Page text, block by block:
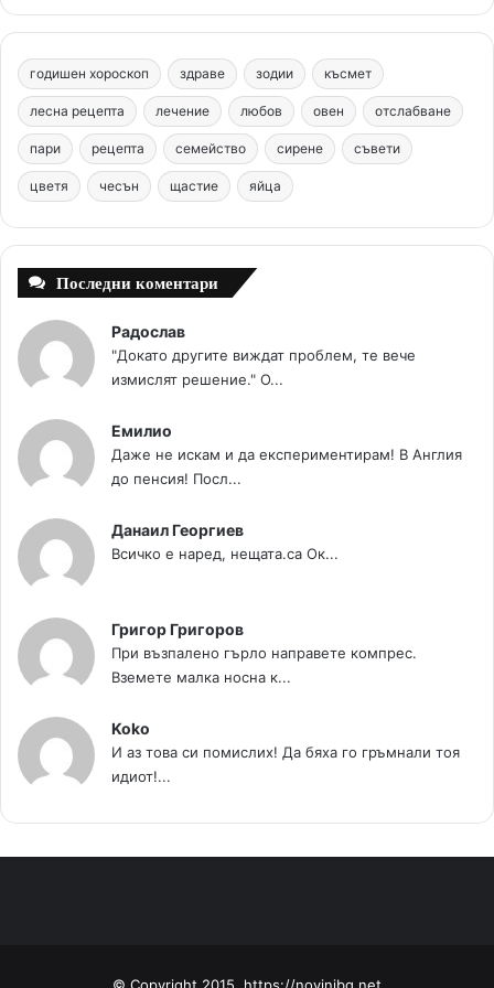
e
b
o
o
k
t
e
r
e
s
t
T
u
b
e
t
a
g
r
m
c
m
годишен хороскоп здраве зодии късмет
лесна рецепта лечение любов овен отслабване
пари рецепта семейство сирене съвети
цветя чесън щастие яйца
Последни коментари
Радослав
"Докато другите виждат проблем, те вече
измислят решение." О...
Емилио
Даже не искам и да експериментирам! В Англия
до пенсия! Посл...
Данаил Георгиев
Всичко е наред, нещата.са Ок...
Григор Григоров
При възпалено гърло направете компрес.
Вземете малка носна к...
Koko
И аз това си помислих! Да бяха го гръмнали тоя
идиот!...
© Copyright 2015, https://novinibg.net